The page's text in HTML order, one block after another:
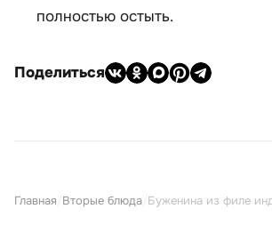
полностью остыть.
Поделиться
Главная Вторые блюда